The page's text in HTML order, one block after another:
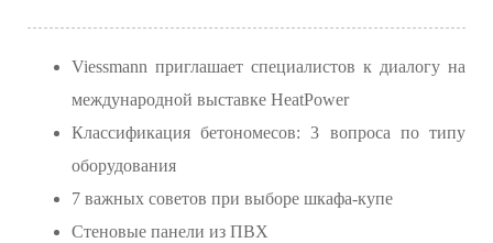
Viessmann приглашает специалистов к диалогу на
международной выставке HeatPower
Классификация бетономесов: 3 вопроса по типу
оборудования
7 важных советов при выборе шкафа-купе
Стеновые панели из ПВХ